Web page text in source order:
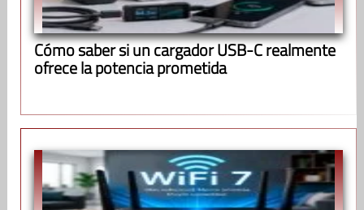
Cómo saber si un cargador USB-C realmente
ofrece la potencia prometida